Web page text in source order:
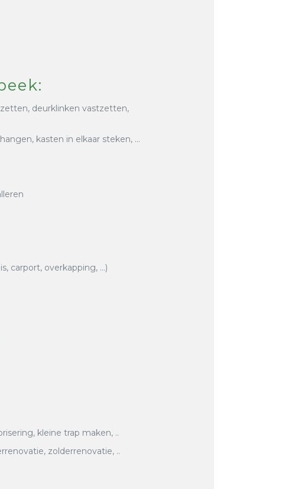
deurklinken vastzetten,
kasten in elkaar steken, …
carport, overkapping, …)
kleine trap maken, ..
zolderrenovatie, ..